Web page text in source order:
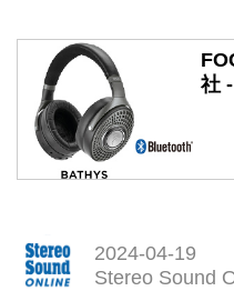
社
2024-04-19
Stereo Sound